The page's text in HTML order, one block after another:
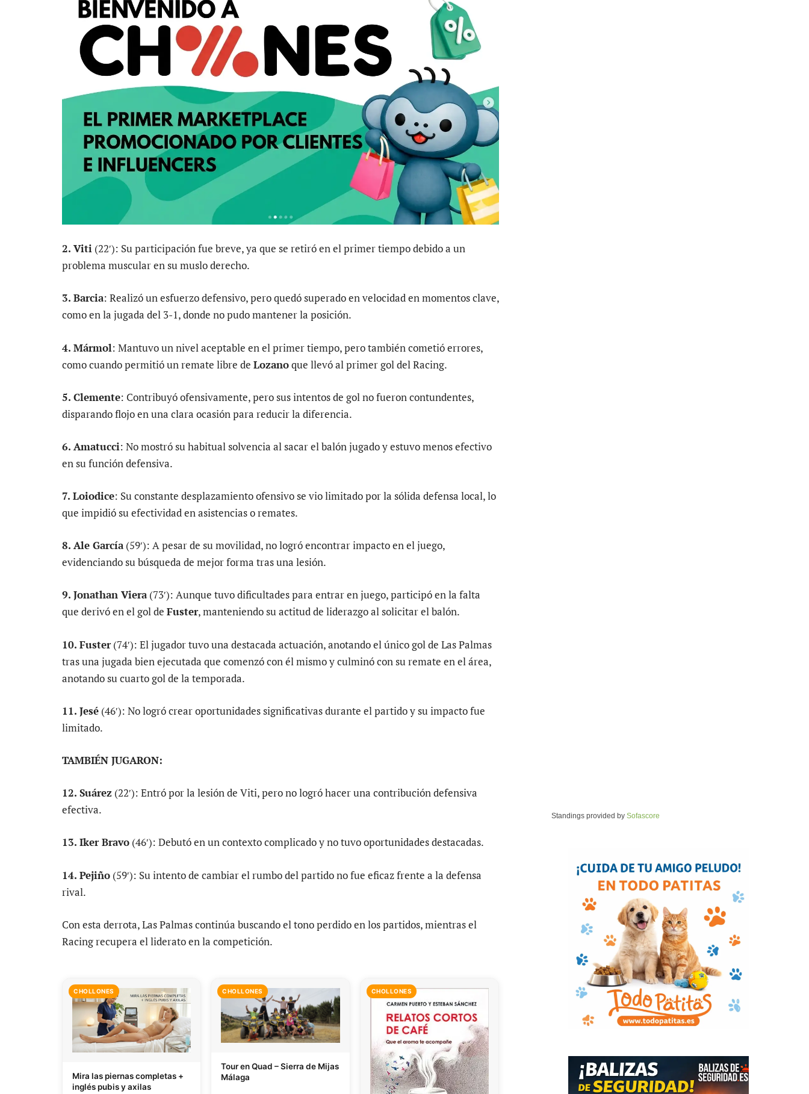
2. Viti (22′): Su participación fue breve, ya que se retiró en el primer tiempo debido a un
problema muscular en su muslo derecho.
3. Barcia: Realizó un esfuerzo defensivo, pero quedó superado en velocidad en momentos clave,
como en la jugada del 3-1, donde no pudo mantener la posición.
4. Mármol: Mantuvo un nivel aceptable en el primer tiempo, pero también cometió errores,
como cuando permitió un remate libre de Lozanoque llevó al primer gol del Racing.
5. Clemente: Contribuyó ofensivamente, pero sus intentos de gol no fueron contundentes,
disparando flojo en una clara ocasión para reducir la diferencia.
6. Amatucci: No mostró su habitual solvencia al sacar el balón jugado y estuvo menos efectivo
en su función defensiva.
7. Loiodice: Su constante desplazamiento ofensivo se vio limitado por la sólida defensa local, lo
que impidió su efectividad en asistencias o remates.
8. Ale García(59′): A pesar de su movilidad, no logró encontrar impacto en el juego,
evidenciando su búsqueda de mejor forma tras una lesión.
9. Jonathan Viera(73′): Aunque tuvo dificultades para entrar en juego, participó en la falta
que derivó en el gol de Fuster, manteniendo su actitud de liderazgo al solicitar el balón.
10. Fuster(74′): El jugador tuvo una destacada actuación, anotando el único gol de Las Palmas
tras una jugada bien ejecutada que comenzó con él mismo y culminó con su remate en el área,
anotando su cuarto gol de la temporada.
11. Jesé (46′): No logró crear oportunidades significativas durante el partido y su impacto fue
limitado.
TAMBIÉN JUGARON:
12. Suárez (22′): Entró por la lesión de Viti, pero no logró hacer una contribución defensiva
efectiva.
13. Iker Bravo (46′): Debutó en un contexto complicado y no tuvo oportunidades destacadas.
14. Pejiño (59′): Su intento de cambiar el rumbo del partido no fue eficaz frente a la defensa
rival.
Con esta derrota, Las Palmas continúa buscando el tono perdido en los partidos, mientras el
Racing recupera el liderato en la competición.
CHOLLONES
Mira las piernas completas +
inglés pubis y axilas
CHOLLONES
Tour en Quad – Sierra de Mijas
Málaga
CHOLLONES
Standings provided by Sofascore